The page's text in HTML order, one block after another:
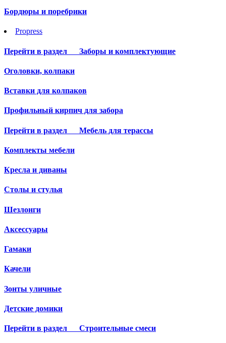
Бордюры и поребрики
Propress
Перейти в раздел Заборы и комплектующие
Оголовки, колпаки
Вставки для колпаков
Профильный кирпич для забора
Перейти в раздел Мебель для терассы
Комплекты мебели
Кресла и диваны
Столы и стулья
Шезлонги
Аксессуары
Гамаки
Качели
Зонты уличные
Детские домики
Перейти в раздел Строительные смеси